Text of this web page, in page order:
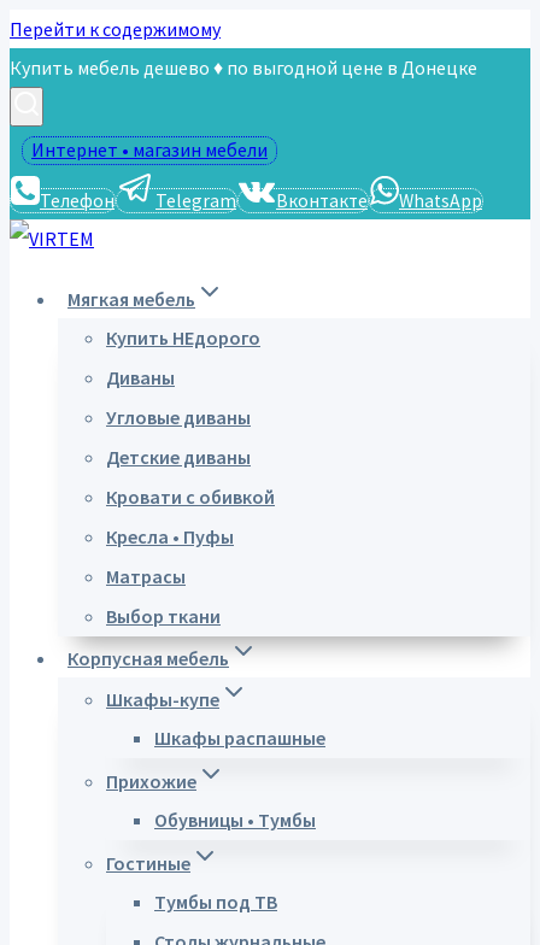
Перейти к содержимому
Купить мебель дешево ♦ по выгодной цене в Донецке
Интернет • магазин мебели
Телефон Telegram Вконтакте WhatsApp
Мягкая мебель
Купить НЕдорого
Диваны
Угловые диваны
Детские диваны
Кровати с обивкой
Кресла • Пуфы
Матрасы
Выбор ткани
Корпусная мебель
Шкафы-купе
Шкафы распашные
Прихожие
Обувницы • Тумбы
Гостиные
Тумбы под ТВ